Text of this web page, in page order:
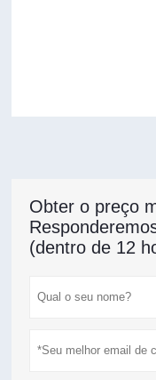
Obter o preço
(dentro de 12